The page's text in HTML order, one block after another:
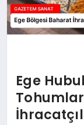
Ege